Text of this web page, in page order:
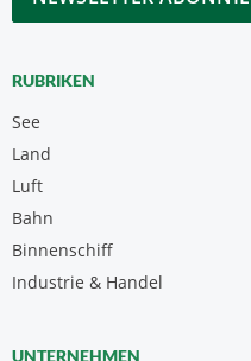
RUBRIKEN
See
Land
Luft
Bahn
Binnenschiff
Industrie & Handel
UNTERNEHMEN